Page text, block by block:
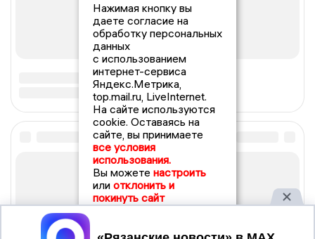
Нажимая кнопку вы
даете согласие на
обработку персональных
данных
с использованием
интернет-сервиса
Яндекс.Метрика,
top.mail.ru, LiveInternet.
На сайте используются
cookie. Оставаясь на
сайте, вы принимаете
все условия
использования.
Вы можете настроить
или отклонить и
покинуть сайт
Принять